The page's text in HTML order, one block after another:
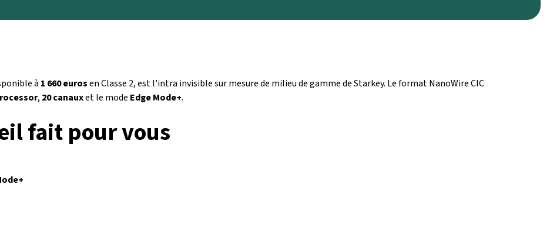
à 1 660 eurosen Classe 2, est l'intra invisible sur mesure de milieu de gamme de Starkey. Le format NanoWire CIC
, 20 canauxet le mode Edge Mode+.
fait pour vous